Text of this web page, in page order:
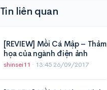
Tin liên quan
[REVIEW] Mồi Cá Mập – Thảm
họa của ngành điện ảnh
shinsei11 · 13:45 26/09/2017